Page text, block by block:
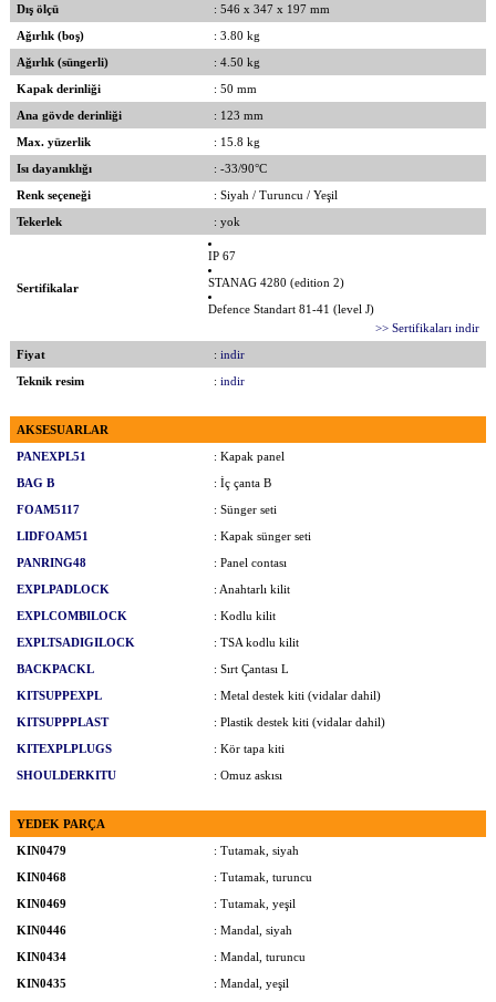
Dış ölçü
: 546 x 347 x 197 mm
Ağırlık (boş)
: 3.80 kg
Ağırlık (süngerli)
: 4.50 kg
Kapak derinliği
: 50 mm
Ana gövde derinliği
: 123 mm
Max. yüzerlik
: 15.8 kg
Isı dayanıklığı
: -33/90°C
Renk seçeneği
: Siyah / Turuncu / Yeşil
Tekerlek
: yok
Sertifikalar
IP 67
STANAG 4280 (edition 2)
Defence Standart 81-41 (level J)
>> Sertifikaları indir
Fiyat
: indir
Teknik resim
: indir
AKSESUARLAR
PANEXPL51
: Kapak panel
BAG B
: İç çanta B
FOAM5117
: Sünger seti
LIDFOAM51
: Kapak sünger seti
PANRING48
: Panel contası
EXPLPADLOCK
: Anahtarlı kilit
EXPLCOMBILOCK
: Kodlu kilit
EXPLTSADIGILOCK
: TSA kodlu kilit
BACKPACKL
: Sırt Çantası L
KITSUPPEXPL
: Metal destek kiti (vidalar dahil)
KITSUPPPLAST
: Plastik destek kiti (vidalar dahil)
KITEXPLPLUGS
: Kör tapa kiti
SHOULDERKITU
: Omuz askısı
YEDEK PARÇA
KIN0479
: Tutamak, siyah
KIN0468
: Tutamak, turuncu
KIN0469
: Tutamak, yeşil
KIN0446
: Mandal, siyah
KIN0434
: Mandal, turuncu
KIN0435
: Mandal, yeşil